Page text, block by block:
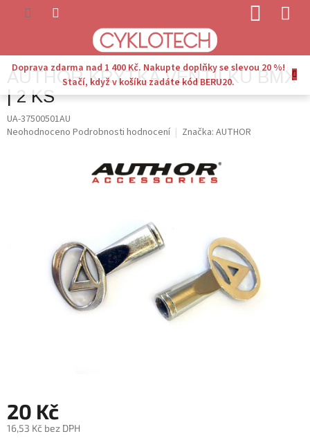
Doprava zdarma nad 1 400 Kč. Nakupte doplňky se slevou 20 %!
Stačí, když v košíku zadáte kód BERU20.
AUTHOR KRYTKA VENTILKU BMX
| 2 KS
UA-37500501AU
Průměrné
Neohodnoceno Podrobnosti hodnocení Značka: AUTHOR
20 Kč
16,53 Kč bez DPH